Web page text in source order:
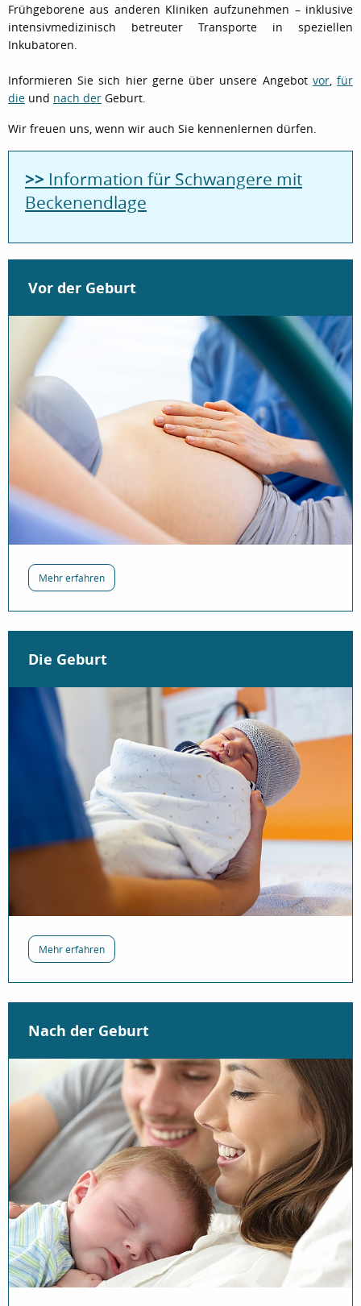
Frühgeborene aus anderen Kliniken aufzunehmen – inklusive
intensivmedizinisch betreuter Transporte in speziellen
Inkubatoren.
Informieren Sie sich hier gerne über unsere Angebot vor,für
die und nach der Geburt.
Wir freuen uns, wenn wir auch Sie kennenlernen dürfen.
>> Information für Schwangere mit
Beckenendlage
Vor der Geburt
Mehr erfahrenüber „Vor der Geburt“
Die Geburt
Mehr erfahrenüber „Die Geburt“
Nach der Geburt